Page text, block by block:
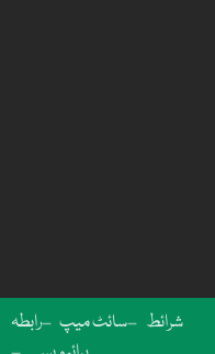
رابطہ سائٹ میپ
شرائط